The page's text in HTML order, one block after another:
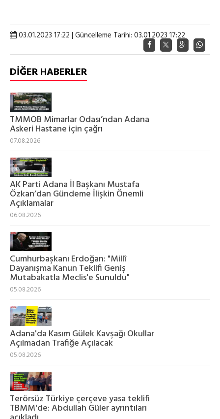
03.01.2023 17:22 | Güncelleme Tarihi: 03.01.2023 17:22
DİĞER HABERLER
TMMOB Mimarlar Odası’ndan Adana
Askeri Hastane için çağrı
07.08.2026
AK Parti Adana İl Başkanı Mustafa
Özkan’dan Gündeme İlişkin Önemli
Açıklamalar
06.08.2026
Cumhurbaşkanı Erdoğan: "Millî
Dayanışma Kanun Teklifi Geniş
Mutabakatla Meclis'e Sunuldu"
05.08.2026
Adana'da Kasım Gülek Kavşağı Okullar
Açılmadan Trafiğe Açılacak
05.08.2026
Terörsüz Türkiye çerçeve yasa teklifi
TBMM'de: Abdullah Güler ayrıntıları